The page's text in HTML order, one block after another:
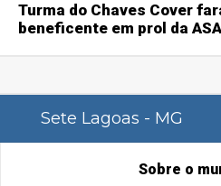
Turma do Chaves Cover
beneficente em prol da
Sete Lagoas - MG
Sobre o